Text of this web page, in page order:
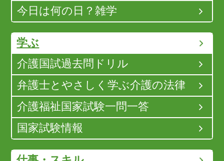
今日は何の日？雑学
学ぶ
介護国試過去問ドリル
弁護士とやさしく学ぶ介護の法律
介護福祉国家試験一問一答
国家試験情報